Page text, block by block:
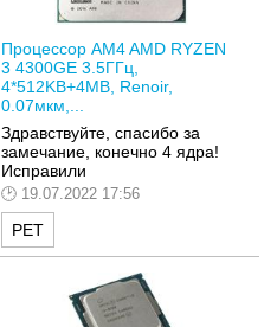
Процессор AM4 AMD RYZEN
3 4300GE 3.5ГГц,
4*512KB+4MB, Renoir,
0.07мкм,...
Здравствуйте, спасибо за
замечание, конечно 4 ядра!
Исправили
19.07.2022 17:56
РЕТ